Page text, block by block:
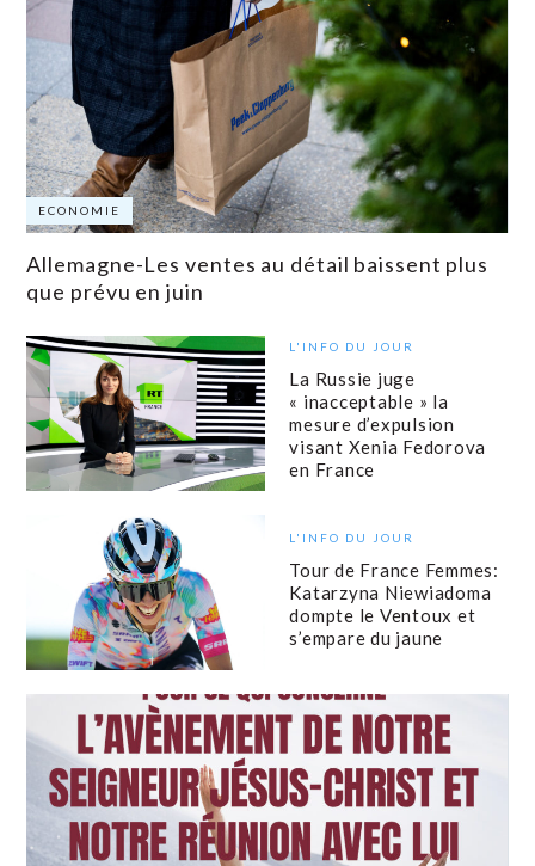
ECONOMIE
Allemagne-Les ventes au détail baissent plus
que prévu en juin
L'INFO DU JOUR
La Russie juge
« inacceptable » la
mesure d’expulsion
visant Xenia Fedorova
en France
L'INFO DU JOUR
Tour de France Femmes:
Katarzyna Niewiadoma
dompte le Ventoux et
s’empare du jaune